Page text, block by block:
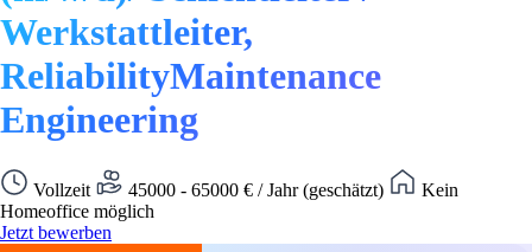
Werkstattleiter,
ReliabilityMaintenance
Engineering
Vollzeit 45000 - 65000 € / Jahr (geschätzt)
Kein
Homeoffice möglich
Jetzt bewerben